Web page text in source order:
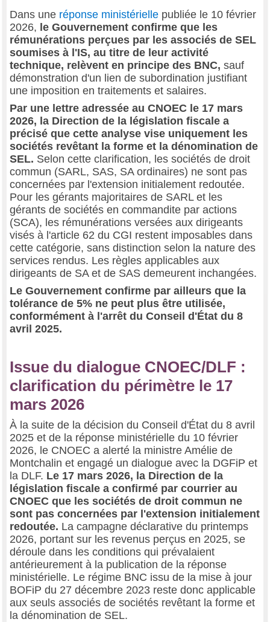
Dans une réponse ministérielle publiée le 10 février
2026, le Gouvernement confirme que les
rémunérations perçues par les associés de SEL
soumises à l'IS, au titre de leur activité
technique, relèvent en principe des BNC, sauf
démonstration d'un lien de subordination justifiant
une imposition en traitements et salaires.
Par une lettre adressée au CNOEC le 17 mars
2026, la Direction de la législation fiscale a
précisé que cette analyse vise uniquement les
sociétés revêtant la forme et la dénomination de
SEL. Selon cette clarification, les sociétés de droit
commun (SARL, SAS, SA ordinaires) ne sont pas
concernées par l'extension initialement redoutée.
Pour les gérants majoritaires de SARL et les
gérants de sociétés en commandite par actions
(SCA), les rémunérations versées aux dirigeants
visés à l'article 62 du CGI restent imposables dans
cette catégorie, sans distinction selon la nature des
services rendus. Les règles applicables aux
dirigeants de SA et de SAS demeurent inchangées.
Le Gouvernement confirme par ailleurs que la
tolérance de 5% ne peut plus être utilisée,
conformément à l'arrêt du Conseil d'État du 8
avril 2025.
Issue du dialogue CNOEC/DLF :
clarification du périmètre le 17
mars 2026
À la suite de la décision du Conseil d'État du 8 avril
2025 et de la réponse ministérielle du 10 février
2026, le CNOEC a alerté la ministre Amélie de
Montchalin et engagé un dialogue avec la DGFiP et
la DLF. Le 17 mars 2026, la Direction de la
législation fiscale a confirmé par courrier au
CNOEC que les sociétés de droit commun ne
sont pas concernées par l'extension initialement
redoutée. La campagne déclarative du printemps
2026, portant sur les revenus perçus en 2025, se
déroule dans les conditions qui prévalaient
antérieurement à la publication de la réponse
ministérielle. Le régime BNC issu de la mise à jour
BOFiP du 27 décembre 2023 reste donc applicable
aux seuls associés de sociétés revêtant la forme et
la dénomination de SEL.